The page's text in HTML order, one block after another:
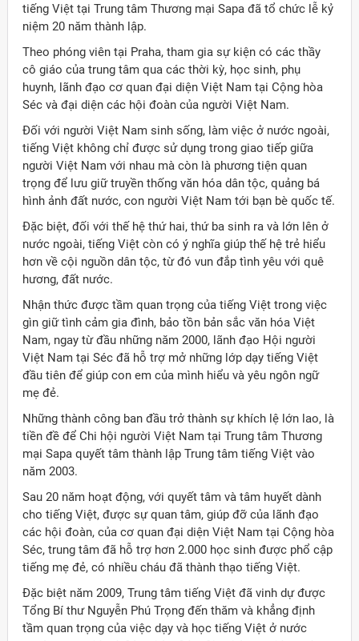
tiếng Việt tại Trung tâm Thương mại Sapa đã tổ chức lễ kỷ
niệm 20 năm thành lập.
Theo phóng viên tại Praha, tham gia sự kiện có các thầy
cô giáo của trung tâm qua các thời kỳ, học sinh, phụ
huynh, lãnh đạo cơ quan đại diện Việt Nam tại Cộng hòa
Séc và đại diện các hội đoàn của người Việt Nam.
Đối với người Việt Nam sinh sống, làm việc ở nước ngoài,
tiếng Việt không chỉ được sử dụng trong giao tiếp giữa
người Việt Nam với nhau mà còn là phương tiện quan
trọng để lưu giữ truyền thống văn hóa dân tộc, quảng bá
hình ảnh đất nước, con người Việt Nam tới bạn bè quốc tế.
Đặc biệt, đối với thế hệ thứ hai, thứ ba sinh ra và lớn lên ở
nước ngoài, tiếng Việt còn có ý nghĩa giúp thế hệ trẻ hiểu
hơn về cội nguồn dân tộc, từ đó vun đắp tình yêu với quê
hương, đất nước.
Nhận thức được tầm quan trọng của tiếng Việt trong việc
gìn giữ tình cảm gia đình, bảo tồn bản sắc văn hóa Việt
Nam, ngay từ đầu những năm 2000, lãnh đạo Hội người
Việt Nam tại Séc đã hỗ trợ mở những lớp dạy tiếng Việt
đầu tiên để giúp con em của mình hiểu và yêu ngôn ngữ
mẹ đẻ.
Những thành công ban đầu trở thành sự khích lệ lớn lao, là
tiền đề để Chi hội người Việt Nam tại Trung tâm Thương
mại Sapa quyết tâm thành lập Trung tâm tiếng Việt vào
năm 2003.
Sau 20 năm hoạt động, với quyết tâm và tâm huyết dành
cho tiếng Việt, được sự quan tâm, giúp đỡ của lãnh đạo
các hội đoàn, của cơ quan đại diện Việt Nam tại Cộng hòa
Séc, trung tâm đã hỗ trợ hơn 2.000 học sinh được phổ cập
tiếng mẹ đẻ, có nhiều cháu đã thành thạo tiếng Việt.
Đặc biệt năm 2009, Trung tâm tiếng Việt đã vinh dự được
Tổng Bí thư Nguyễn Phú Trọng đến thăm và khẳng định
tầm quan trọng của việc dạy và học tiếng Việt ở nước